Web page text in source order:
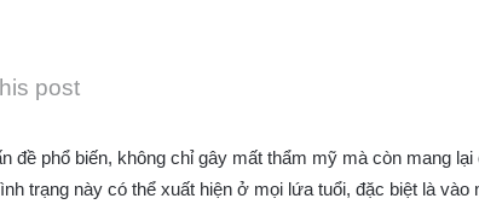
post
đề phổ biến, không chỉ gây mất thẩm mỹ mà còn mang
trạng này có thể xuất hiện ở mọi lứa tuổi, đặc biệt là vào